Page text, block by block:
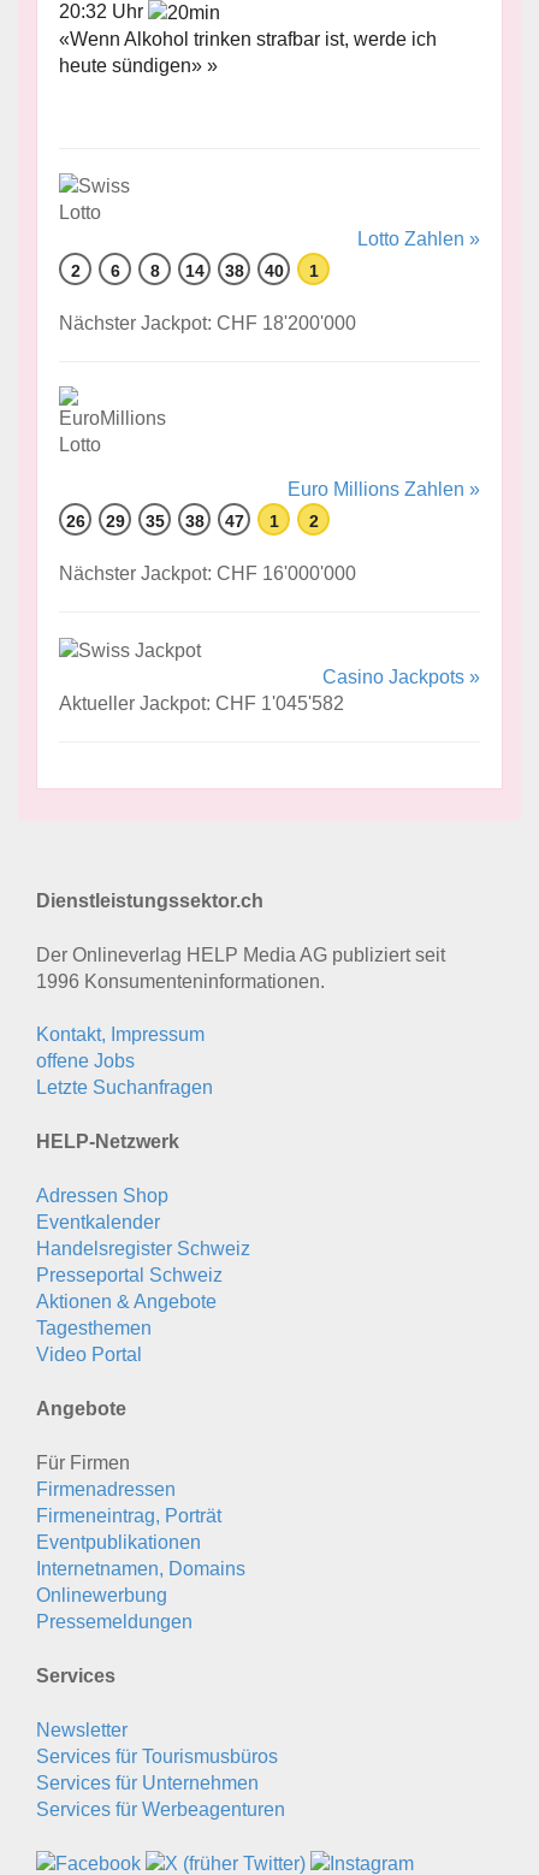
20:32 Uhr
«Wenn Alkohol trinken strafbar ist, werde ich
heute sündigen» »
Lotto Zahlen »
2 6 8 14 38 40 1
Nächster Jackpot: CHF 18'200'000
Euro Millions Zahlen »
26 29 35 38 47 1 2
Nächster Jackpot: CHF 16'000'000
Casino Jackpots »
Aktueller Jackpot: CHF 1'045'582
Dienstleistungssektor.ch
Der Onlineverlag HELP Media AG publiziert seit
1996 Konsumenten­informationen.
Kontakt, Impressum
offene Jobs
Letzte Suchanfragen
HELP-Netzwerk
Adressen Shop
Eventkalender
Handelsregister Schweiz
Presseportal Schweiz
Aktionen & Angebote
Tagesthemen
Video Portal
Angebote
Für Firmen
Firmenadressen
Firmeneintrag, Porträt
Eventpublikationen
Internetnamen, Domains
Onlinewerbung
Pressemeldungen
Services
Newsletter
Services für Tourismusbüros
Services für Unternehmen
Services für Werbeagenturen